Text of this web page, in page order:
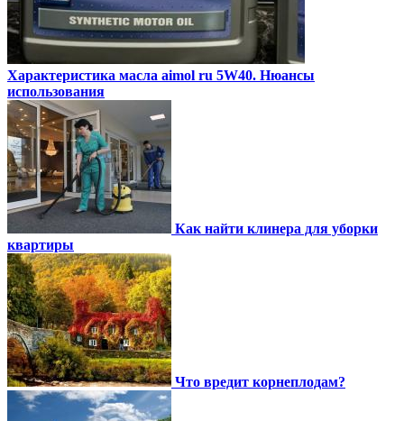
Характеристика масла aimol ru 5W40. Нюансы
использования
Как найти клинера для уборки
квартиры
Что вредит корнеплодам?